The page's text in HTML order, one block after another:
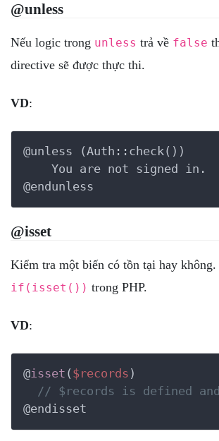
@unless
Nếu logic trong unless trả về false
directive sẽ được thực thi.
VD:
@unless (Auth::check())
    You are not signed in.
@endunless
@isset
Kiểm tra một biến có tồn tại hay
if(isset()) trong PHP.
VD:
@isset ( $records )
// $records is defined
@endisset